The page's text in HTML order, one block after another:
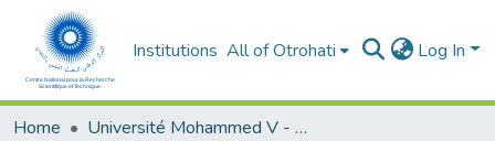
Institutions All of Otrohati Log In
Home
Université Mohammed V - Rabat